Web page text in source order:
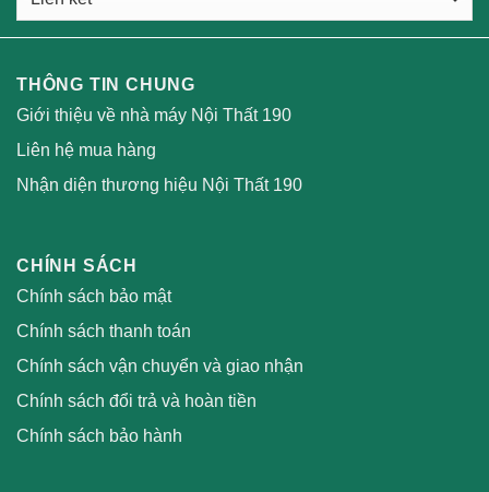
THÔNG TIN CHUNG
Giới thiệu về nhà máy Nội Thất 190
Liên hệ mua hàng
Nhận diện thương hiệu Nội Thất 190
CHÍNH SÁCH
Chính sách bảo mật
Chính sách thanh toán
Chính sách vận chuyển và giao nhận
Chính sách đổi trả và hoàn tiền
Chính sách bảo hành